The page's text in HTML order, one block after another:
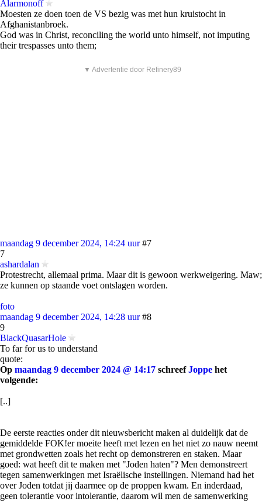
Alarmonoff
Moesten ze doen toen de VS bezig was met hun kruistocht in
Afghanistanbroek.
God was in Christ, reconciling the world unto himself, not imputing
their trespasses unto them;
▼ Advertentie door Refinery89
maandag 9 december 2024, 14:24 uur #7
7
ashardalan
Protestrecht, allemaal prima. Maar dit is gewoon werkweigering. Maw;
ze kunnen op staande voet ontslagen worden.
foto
maandag 9 december 2024, 14:28 uur #8
9
BlackQuasarHole
To far for us to understand
quote:
Op maandag 9 december 2024 @ 14:17 schreefJoppe het
volgende:
[..]
De eerste reacties onder dit nieuwsbericht maken al duidelijk dat de
gemiddelde FOK!er moeite heeft met lezen en het niet zo nauw neemt
met grondwetten zoals het recht op demonstreren en staken. Maar
goed: wat heeft dit te maken met "Joden haten"? Men demonstreert
tegen samenwerkingen met Israëlische instellingen. Niemand had het
over Joden totdat jij daarmee op de proppen kwam. En inderdaad,
geen tolerantie voor intolerantie, daarom wil men de samenwerking